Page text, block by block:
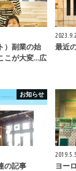
）副業の始
こが大変…広
最近
お知らせ
の記事
2019.5.5
ヨー